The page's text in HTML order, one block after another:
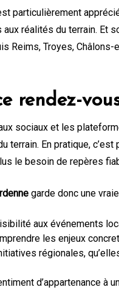
particulièrement
réalités du terrain. Et
Reims, Troyes,
rendez-
sociaux et les
terrain. En pratique,
le besoin de repères
garde donc une
aux événements
les enjeux
régionales,
d’appartenance à